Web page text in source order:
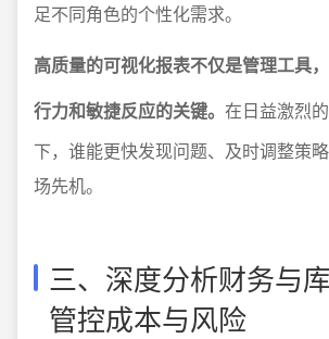
足不同角色的个性化需求。
高质量的可视化报表不仅是管理工具
行力和敏捷反应的关键。 在日益激烈
下，谁能更快发现问题、及时调整策
场先机。
三、深度分析财务与
管控成本与风险